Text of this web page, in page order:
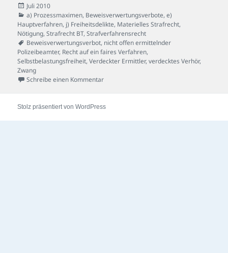
Veröffentlicht
am
Juli 2010
Kategorien
a) Prozessmaximen, Beweisverwertungsverbote,e)
Hauptverfahren, j) Freiheitsdelikte, Materielles Strafrecht,
Nötigung,Strafrecht BT,Strafverfahrensrecht
Schlagwörter
Beweisverwertungsverbot, nicht offen ermittelnder
Polizeibeamter, Recht auf ein faires Verfahren,
Selbstbelastungsfreiheit,Verdeckter Ermittler,verdecktes Verhör,
Zwang
Schreibe einen Kommentarzu Mordauftrag-Fall
Stolz präsentiert von WordPress